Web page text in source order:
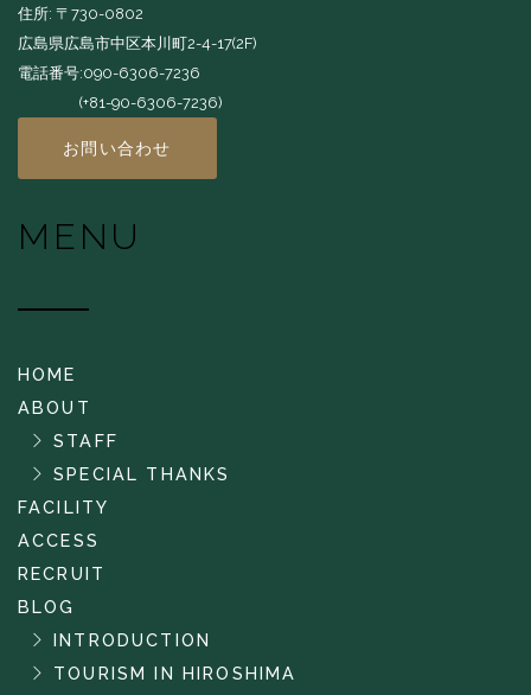
住所: 〒730-0802
広島県広島市中区本川町2-4-17(2F)
電話番号:090-6306-7236
(+81-90-6306-7236)
お問い合わせ
MENU
HOME
ABOUT
STAFF
SPECIAL THANKS
FACILITY
ACCESS
RECRUIT
BLOG
INTRODUCTION
TOURISM IN HIROSHIMA